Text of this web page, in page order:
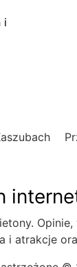
i
i atrakcje